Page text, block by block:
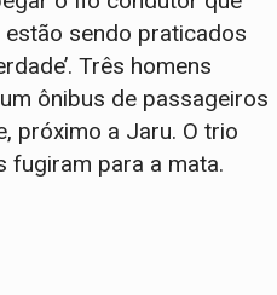
sendo praticados
Três homens
ônibus de passageiros
próximo a Jaru. O trio
fugiram para a mata.